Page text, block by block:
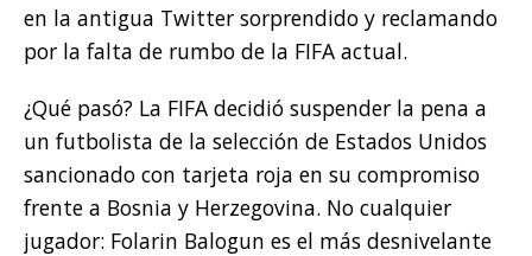
en la antigua Twitter sorprendido y reclamando
por la falta de rumbo de la FIFA actual.
¿Qué pasó? La FIFA decidió suspender la pena a
un futbolista de la selección de Estados Unidos
sancionado con tarjeta roja en su compromiso
frente a Bosnia y Herzegovina. No cualquier
jugador: Folarin Balogun es el más desnivelante